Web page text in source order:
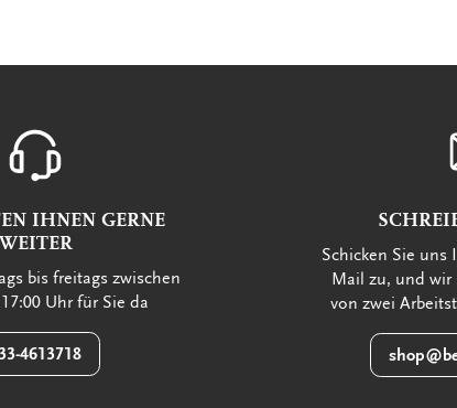
IHNEN GERNE
bis freitags zwischen
Uhr für Sie da
4613718
Schicken Sie uns
Mail zu, und
von zwei